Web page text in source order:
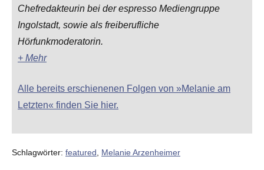
Chefredakteurin bei der espresso Mediengruppe
Ingolstadt, sowie als freiberufliche
Hörfunkmoderatorin.
+ Mehr
Alle bereits erschienenen Folgen von »Melanie am
Letzten« finden Sie hier.
Schlagwörter: featured Melanie Arzenheimer